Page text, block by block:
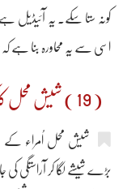
کونہ ستا سکے۔ یہ آئیڈیل
اسی سے یہ محاورہ بنا ہے
( 19 ) شیش محل کا کتا۔ ( سید ضمیر حسن دہلوی )
شیش محل اُمراء کے
بڑے شیشے لگا کر آراستگی